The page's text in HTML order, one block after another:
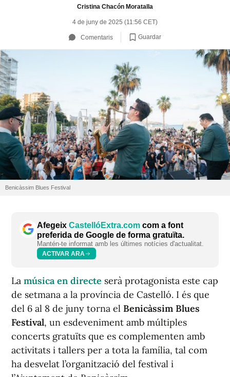
Cristina Chacón Moratalla
4 de juny de 2025 (11:56 CET)
Comentaris Guardar
Benicàssim Blues Festival
Afegeix CastellóExtra.com com a font
preferida de Google de forma gratuïta.
Mantén-te informat amb les últimes notícies d'actualitat.
ACTIVAR ARA
La música en directe serà protagonista este cap
de setmana a la província de Castelló. I és que
del 6 al 8 de juny torna el Benicàssim Blues
Festival, un esdeveniment amb múltiples
concerts gratuïts que es complementen amb
activitats i tallers per a tota la família, tal com
ha desvelat l’organització del festival i